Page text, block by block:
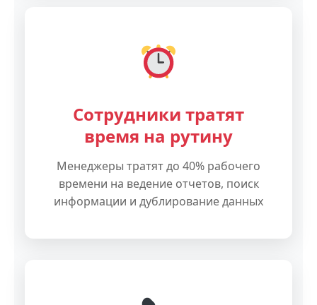
Сотрудники тратят
время на рутину
Менеджеры тратят до 40% рабочего
времени на ведение отчетов, поиск
информации и дублирование данных